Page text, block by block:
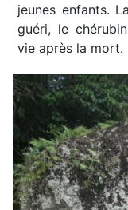
jeunes enfants.
guéri, le
vie après la mort.